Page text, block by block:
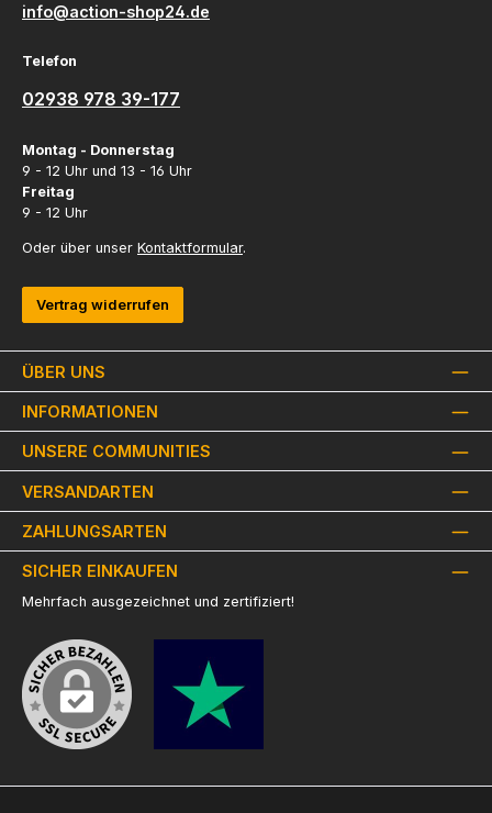
ÜBER UNS
INFORMATIONEN
info@action-shop24.de
Telefon
02938 978 39-177
Montag - Donnerstag
9 - 12 Uhr und 13 - 16 Uhr
Freitag
9 - 12 Uhr
Oder über unser Kontaktformular.
Vertrag widerrufen
UNSERE COMMUNITIES
VERSANDARTEN
ZAHLUNGSARTEN
SICHER EINKAUFEN
Mehrfach ausgezeichnet und zertifiziert!